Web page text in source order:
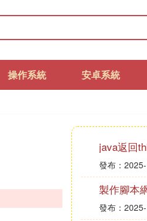
操作系統 安卓系統
java返回
發布：
製作腳本
發布：